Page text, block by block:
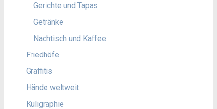
Gerichte und Tapas
Getränke
Nachtisch und Kaffee
Friedhöfe
Graffitis
Hände weltweit
Kuligraphie